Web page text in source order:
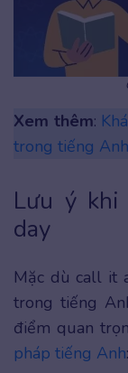
Xem thêm:
trong tiếng Anh
Lưu ý
day
Mặc dù call it
trong tiếng
điểm quan
pháp tiếng Anh: